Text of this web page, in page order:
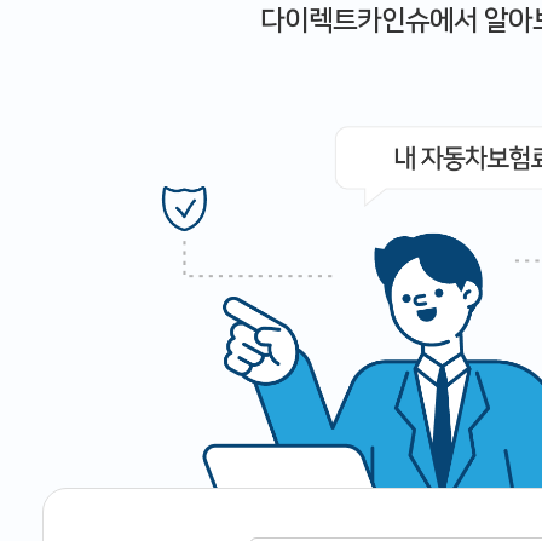
다이렉트카인슈에서 알아